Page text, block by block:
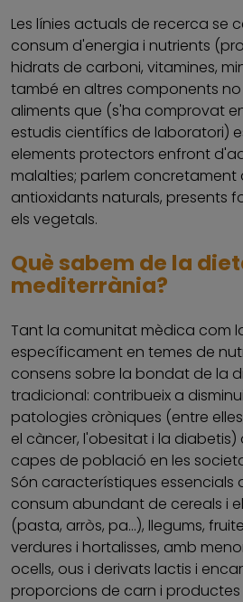
Les línies actuals de recerca se
consum d'energia i nutrients
hidrats de carboni, vitamines,
també en altres components no
aliments que (s'ha comprovat
estudis científics de laboratori)
elements protectors enfront
malalties; parlem concretament
antioxidants naturals, presents
els vegetals.
Què sabem de la
mediterrània?
Tant la comunitat mèdica com
específicament en temes de
consens sobre la bondat de la
tradicional: contribueix a
patologies cròniques (entre
el càncer, l'obesitat i la
capes de població en les
Són característiques essencials
consum abundant de cereals i
(pasta, arròs, pa...), llegums,
verdures i hortalisses, amb
ocells, ous i derivats lactis i
proporcions de carn i productes